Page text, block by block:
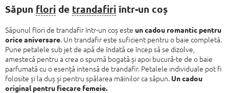
preţ:
Săpun flori de trandafiri într-un coș
Săpunul flori de trandafir într-un coș este un cadou romantic pentru
orice aniversare. Un trandafir este suficient pentru o baie completă.
Pune petalele sub jet de apă de îndată ce încep să se dizolve,
amestecă pentru a crea o spumă bogată și apoi bucură-te de o baie
parfumată cu o esență intensă de trandafir. Petalele individuale pot fi
folosite și la duș și pentru spălarea mâinilor ca săpun. Un cadou
original pentru fiecare femeie.